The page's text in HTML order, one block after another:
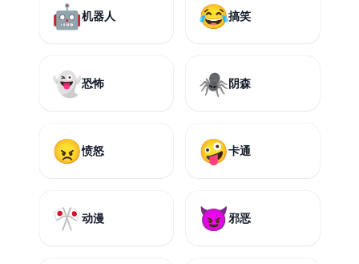
🤖机器人 😂搞笑
👻恐怖 🕷️阴森
😠愤怒 🤪卡通
🎌动漫 😈邪恶